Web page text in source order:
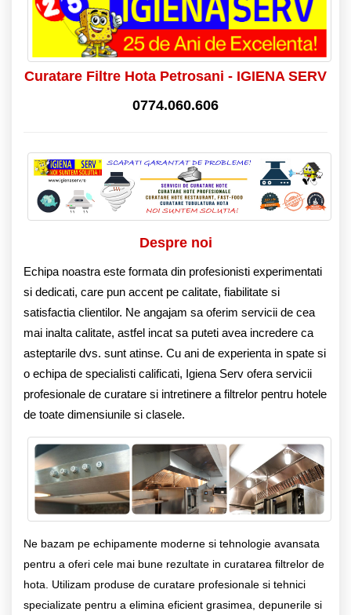
Curatare Filtre Hota Petrosani - IGIENA SERV
0774.060.606
Despre noi
Echipa noastra este formata din profesionisti experimentati
si dedicati, care pun accent pe calitate, fiabilitate si
satisfactia clientilor. Ne angajam sa oferim servicii de cea
mai inalta calitate, astfel incat sa puteti avea incredere ca
asteptarile dvs. sunt atinse. Cu ani de experienta in spate si
o echipa de specialisti calificati, Igiena Serv ofera servicii
profesionale de curatare si intretinere a filtrelor pentru hotele
de toate dimensiunile si clasele.
Ne bazam pe echipamente moderne si tehnologie avansata
pentru a oferi cele mai bune rezultate in curatarea filtrelor de
hota. Utilizam produse de curatare profesionale si tehnici
specializate pentru a elimina eficient grasimea, depunerile si